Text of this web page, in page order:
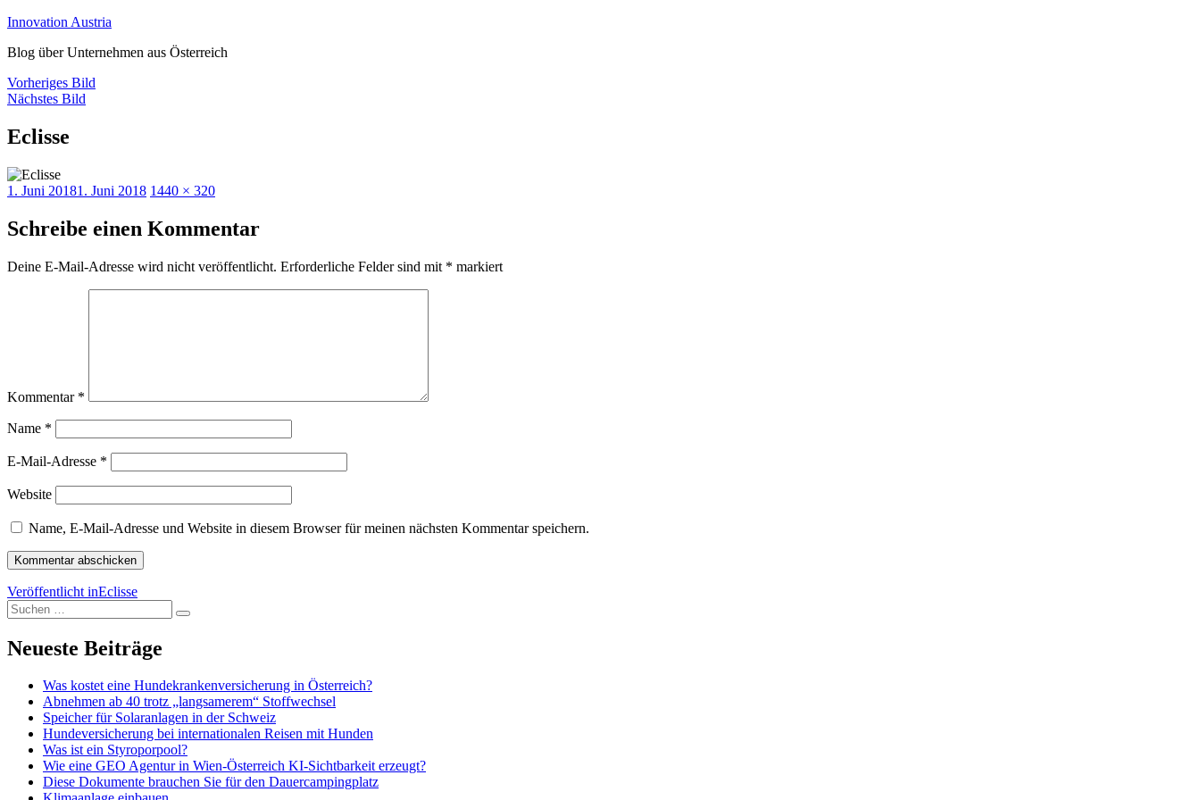
Zum
springen
Innovation Austria
Blog über Unternehmen aus Österreich
Vorheriges Bild
Nächstes Bild
Eclisse
Veröffentlicht
1. Juni 20181. Juni 2018 Originalgröße
1440 × 320
Schreibe einen Kommentar
Deine E-Mail-Adresse wird nicht veröffentlicht. Erforderliche Felder sind mit * markiert
Kommentar *
Name *
E-Mail-Adresse *
Website
Name, E-Mail-Adresse und Website in diesem Browser für meinen nächsten Kommentar speichern.
Beitragsnavigation
Veröffentlicht inEclisse
Suchen
nach:
Suchen
Neueste Beiträge
Was kostet eine Hundekrankenversicherung in Österreich?
Abnehmen ab 40 trotz „langsamerem“ Stoffwechsel
Speicher für Solaranlagen in der Schweiz
Hundeversicherung bei internationalen Reisen mit Hunden
Was ist ein Styroporpool?
Wie eine GEO Agentur in Wien-Österreich KI-Sichtbarkeit erzeugt?
Diese Dokumente brauchen Sie für den Dauercampingplatz